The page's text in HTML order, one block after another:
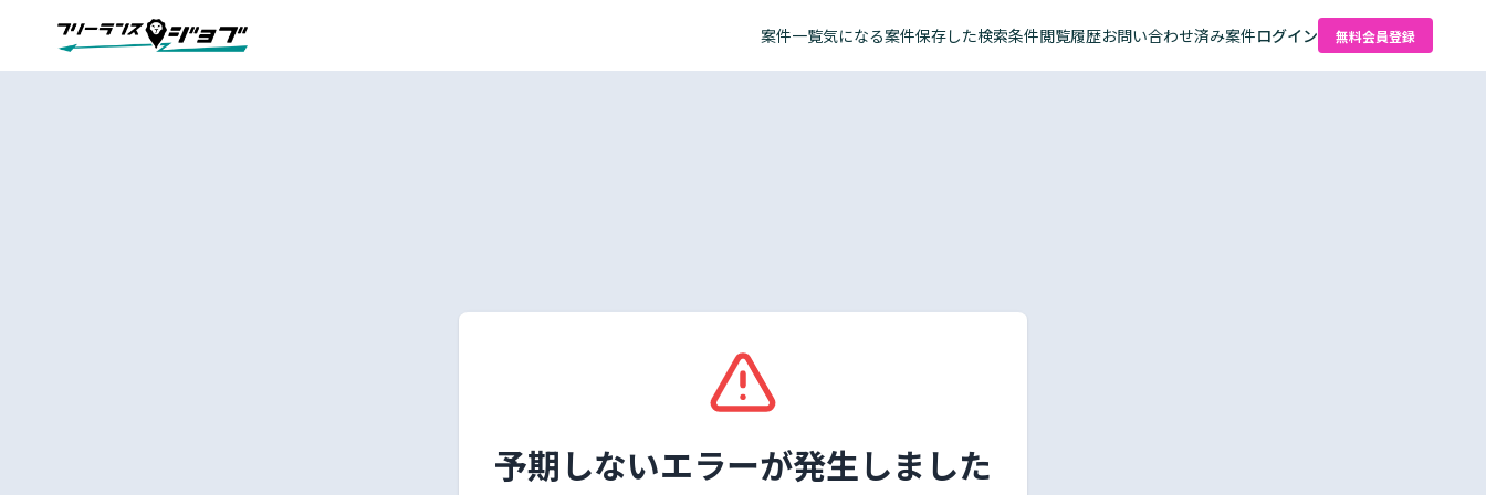
案件一覧気になる案件保存した検索条件閲覧履歴お問い合わせ済み案件ログイン 無料会員登録
予期しないエラーが発生しました